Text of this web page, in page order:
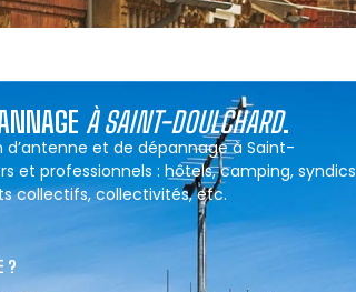
À SAINT-DOULCHARD.
d’antenne et de dépannage à Saint-
et professionnels : hôtels, camping, syndics
collectifs, collectivités, etc.
?